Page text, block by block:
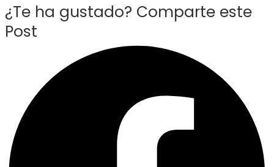
¿Te ha gustado? Comparte este
Post